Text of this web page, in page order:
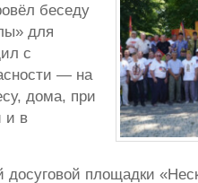
беседу
для
с
— на
дома, при
и в
досуговой площадки